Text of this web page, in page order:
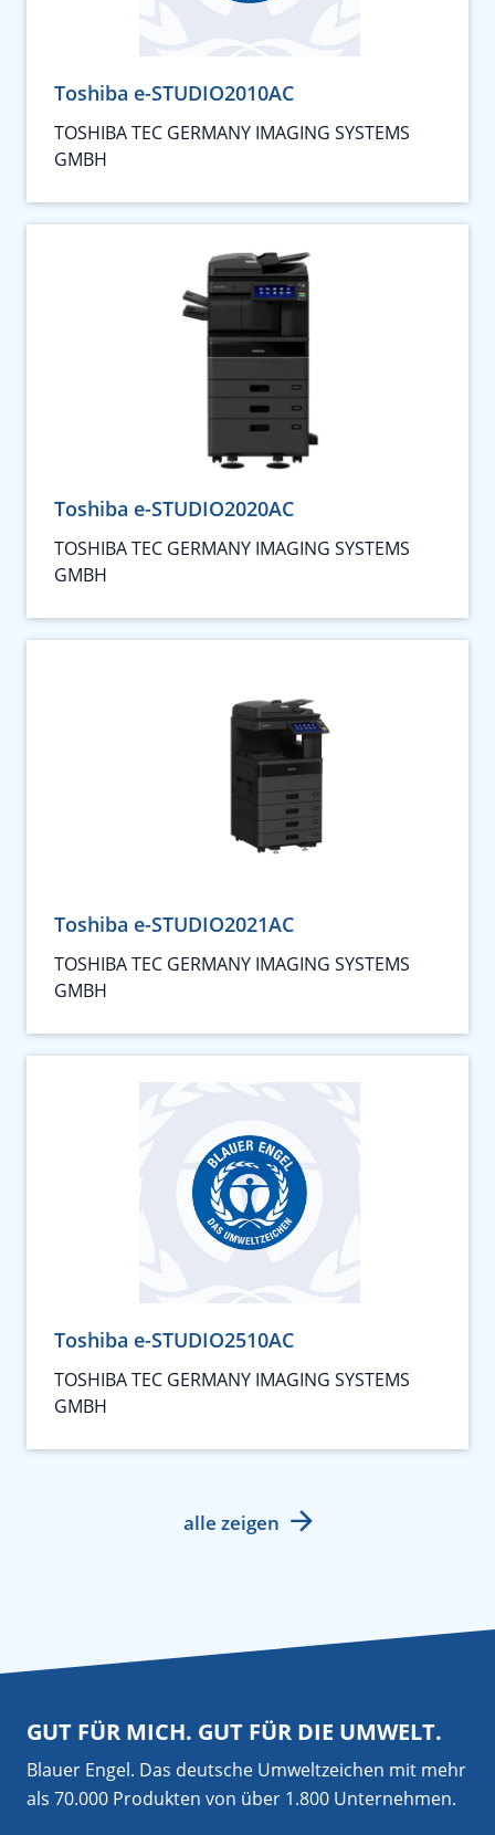
Toshiba e-STUDIO2010AC
TOSHIBA TEC GERMANY IMAGING SYSTEMS
GMBH
Toshiba e-STUDIO2020AC
TOSHIBA TEC GERMANY IMAGING SYSTEMS
GMBH
Toshiba e-STUDIO2021AC
TOSHIBA TEC GERMANY IMAGING SYSTEMS
GMBH
Toshiba e-STUDIO2510AC
TOSHIBA TEC GERMANY IMAGING SYSTEMS
GMBH
alle zeigen
GUT FÜR MICH. GUT FÜR DIE UMWELT.
Blauer Engel. Das deutsche Umweltzeichen mit mehr
als 70.000 Produkten von über 1.800 Unternehmen.